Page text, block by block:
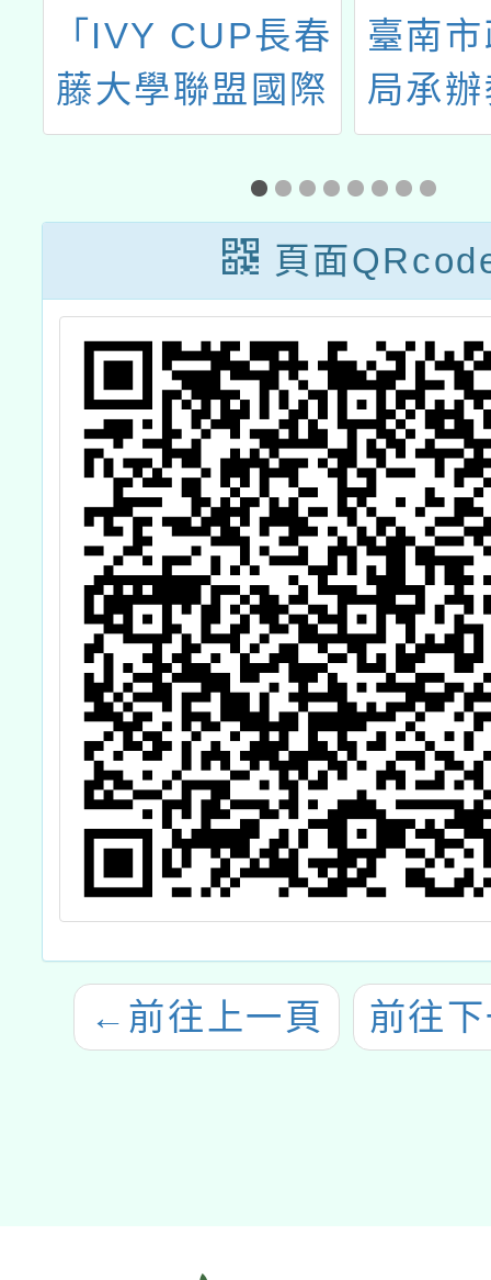
「IVY CUP長春
藤大學聯盟國際
口語大賽說明與
教師增能計畫－
2024年教師國際
展演競技口語增
能研習工作坊」
臺南
局承
材網
起」
頁面
← 前往上一頁 前往